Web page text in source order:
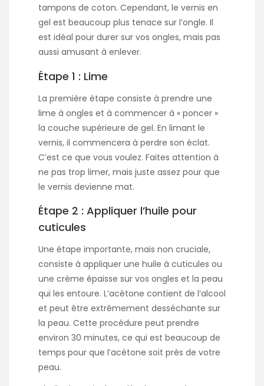
tampons de coton. Cependant, le vernis en
gel est beaucoup plus tenace sur l’ongle. Il
est idéal pour durer sur vos ongles, mais pas
aussi amusant à enlever.
Étape 1 : Lime
La première étape consiste à prendre une
lime à ongles et à commencer à « poncer »
la couche supérieure de gel. En limant le
vernis, il commencera à perdre son éclat.
C’est ce que vous voulez. Faites attention à
ne pas trop limer, mais juste assez pour que
le vernis devienne mat.
Étape 2 : Appliquer l’huile pour
cuticules
Une étape importante, mais non cruciale,
consiste à appliquer une huile à cuticules ou
une crème épaisse sur vos ongles et la peau
qui les entoure. L’acétone contient de l’alcool
et peut être extrêmement desséchante sur
la peau. Cette procédure peut prendre
environ 30 minutes, ce qui est beaucoup de
temps pour que l’acétone soit près de votre
peau.